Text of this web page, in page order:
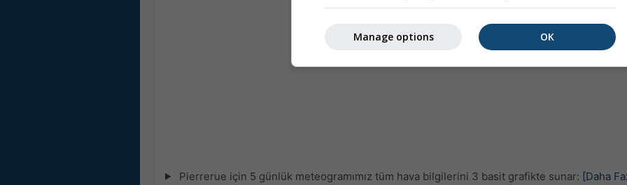
Pierrerue için 5 günlük meteogramımız tüm hava bilgilerini 3 basit grafikte sunar: [Daha
OK
Manage options